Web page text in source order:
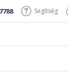
Segítség